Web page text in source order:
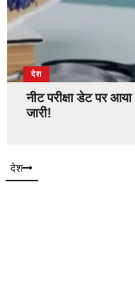
देश
नीट परीक्षा डेट पर
जारी!
देश